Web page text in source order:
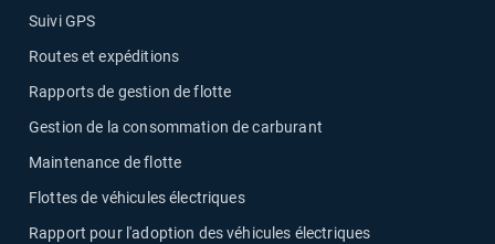
Suivi GPS
Routes et expéditions
Rapports de gestion de flotte
Gestion de la consommation de carburant
Maintenance de flotte
Flottes de véhicules électriques
Rapport pour l'adoption des véhicules électriques